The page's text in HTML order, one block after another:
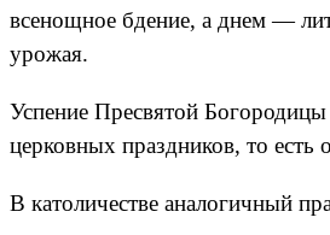
всенощное бдение, а днем —
урожая.
Успение Пресвятой Богородицы
церковных праздников, то есть
В католичестве аналогичный